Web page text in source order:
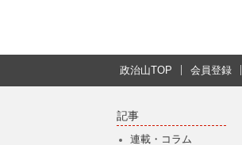
政治山TOP 会員登録
記事
連載・コラム